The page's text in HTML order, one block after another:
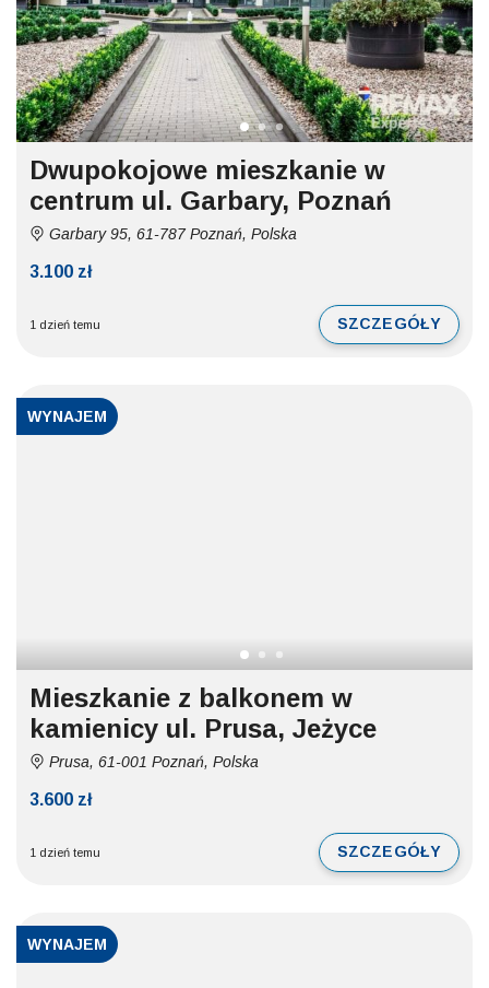
Dwupokojowe mieszkanie w
centrum ul. Garbary, Poznań
Garbary 95, 61-787 Poznań, Polska
3.100 zł
1 dzień temu SZCZEGÓŁY
WYNAJEM
Mieszkanie z balkonem w
kamienicy ul. Prusa, Jeżyce
Prusa, 61-001 Poznań, Polska
3.600 zł
1 dzień temu SZCZEGÓŁY
WYNAJEM